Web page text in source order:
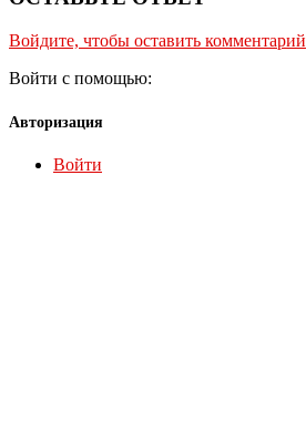
Войдите, чтобы оставить комментарий
Войти с помощью:
Авторизация
Войти